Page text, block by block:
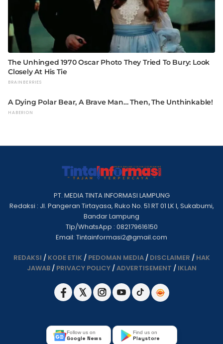
PT. MEDIA TINTA INFORMASI LAMPUNG
Redaksi : Jl. Pangeran Tirtayasa, Ruko No. 51 RT 01 LK I, Sukabumi,
Bandar Lampung
Tlp/WhatsApp : 082179616150
Email: Tintainformasi2@gmail.com
REDAKSI / KODE ETIK / PEDOMAN MEDIA/ DISCLAIMER / HAK
JAWAB/ PRIVACY POLICY/ADVERTISEMENT / IKLAN
Follow us on
Google News
Find us on
Playstore